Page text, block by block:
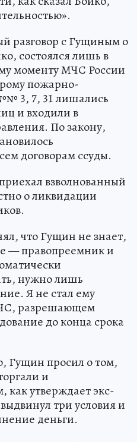
разговор с Гущиным о
состоялся лишь в
моменту МЧС России
пожарно-
3, 7, 31 лишались
и входили в
По закону,
договорам ссуды.
взволнованный
о ликвидации
что Гущин не знает,
— правопреемник и
нужно лишь
Я не стал ему
разрешающем
до конца срока
Гущин просил о том,
и
как утверждает экс-
три условия и
деньги.